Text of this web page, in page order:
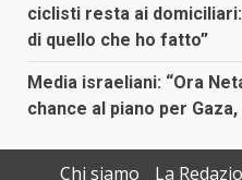
ciclisti resta ai
di quello che ho fatto”
Media israeliani: “Ora
chance al piano per
Chi siamo La